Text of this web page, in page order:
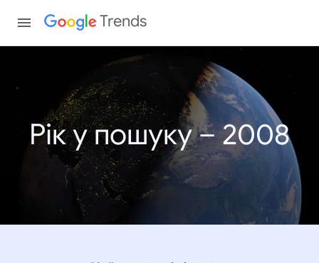
Trends
Рік у пошуку – 2008